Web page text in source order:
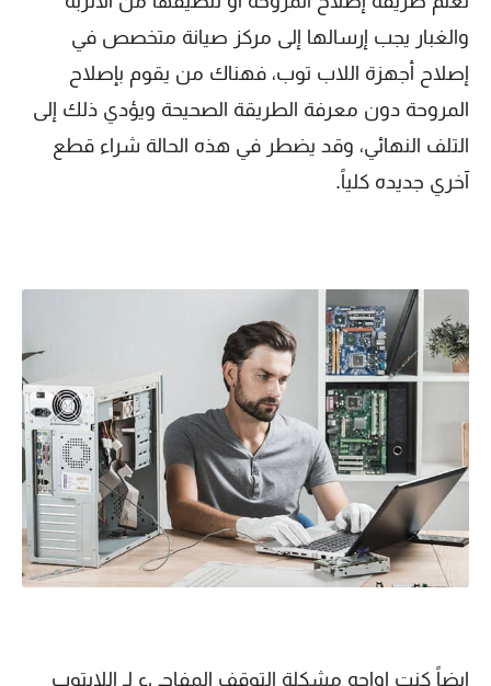
والغبار يجب إرسالها إلى مركز صيانة متخصص في
إصلاح أجهزة اللاب توب، فهناك من يقوم بإصلاح
المروحة دون معرفة الطريقة الصحيحة ويؤدي ذلك إلى
التلف النهائي، وقد يضطر في هذه الحالة شراء قطع
آخري جديده كلياً.
ايضاً كنت اواجه مشكلة التوقف المفاجىء لـ اللابتوب